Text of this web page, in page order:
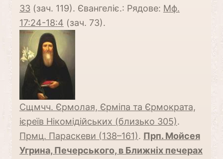
33 (зач. 119). Євангеліє.: Рядове: Мф.
17:24-18:4 (зач. 73).
Сщмчч. Єрмолая, Єрміпа та Єрмократа,
ієреїв Нікомідійських (близько 305).
Прмц. Параскеви (138–161). Прп. Мойсея
Угрина, Печерського, в Ближніх печерах